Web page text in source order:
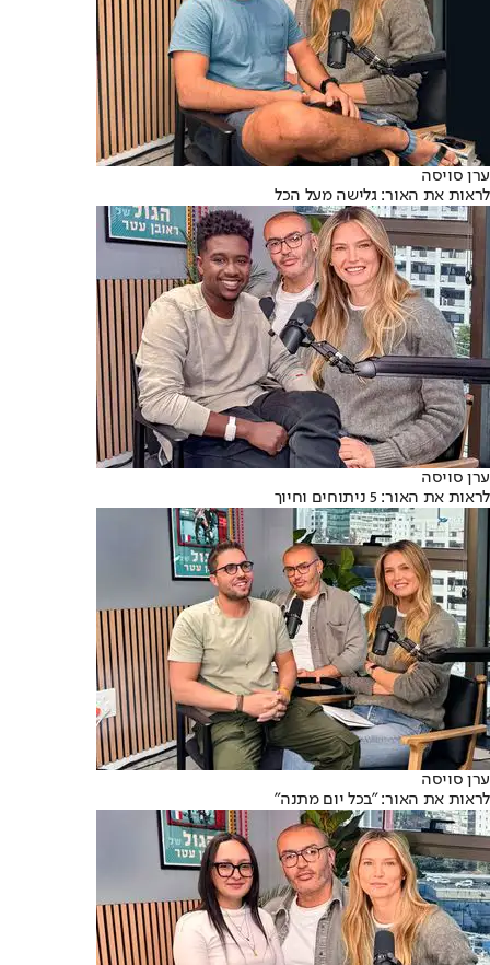
ערן סויסה
לראות את האור: גלישה מעל הכל
ערן סויסה
לראות את האור: 5 ניתוחים וחיוך
ערן סויסה
לראות את האור: "בכל יום מתנה"